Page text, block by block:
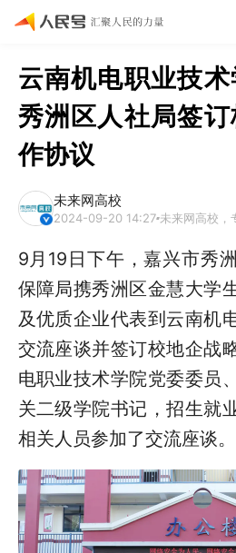
云南机电职业技
秀洲区人社局签
作协议
未来网高校
2024-09-20 14:27
9月19日下午，嘉兴市秀
保障局携秀洲区金慧大学
及优质企业代表到云南机
交流座谈并签订校地企战
电职业技术学院党委委员
关二级学院书记，招生就
相关人员参加了交流座谈